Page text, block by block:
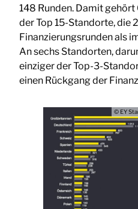
148 Runden. Damit gehört
der Top 15-Standorte, die
Finanzierungsrunden als
An sechs Standorten,
einziger der Top-3-
einen Rückgang der
© EY